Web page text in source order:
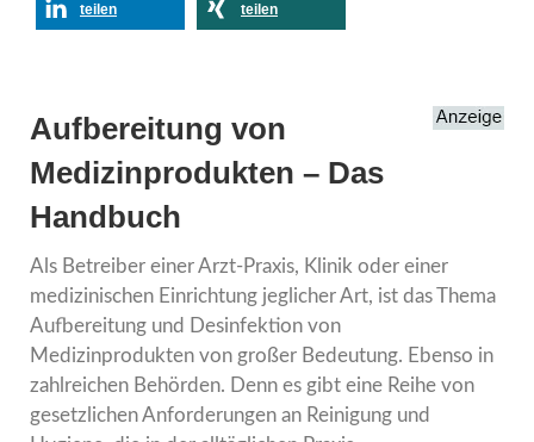
teilen teilen
Aufbereitung von
Medizinprodukten – Das
Handbuch
Als Betreiber einer Arzt-Praxis, Klinik oder einer
medizinischen Einrichtung jeglicher Art, ist das Thema
Aufbereitung und Desinfektion von
Medizinprodukten von großer Bedeutung. Ebenso in
zahlreichen Behörden. Denn es gibt eine Reihe von
gesetzlichen Anforderungen an Reinigung und